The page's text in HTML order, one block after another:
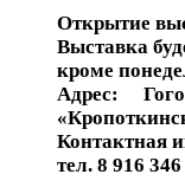
Открытие
Выставка
кроме
Адрес:
Контактная
тел. 8 916